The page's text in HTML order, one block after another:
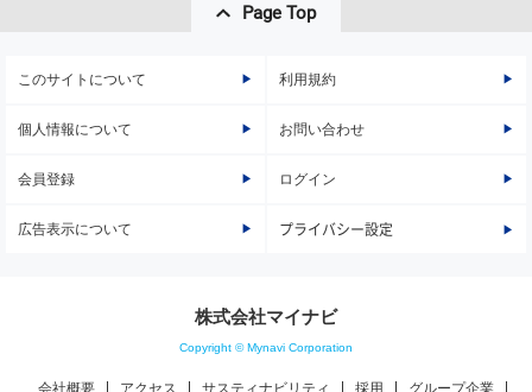
Page Top
このサイトについて 利用規約
個人情報について お問い合わせ
会員登録 ログイン
広告表示について プライバシー設定
株式会社マイナビ
Copyright © Mynavi Corporation
会社概要 アクセス サスティナビリティ 採用 グループ企業